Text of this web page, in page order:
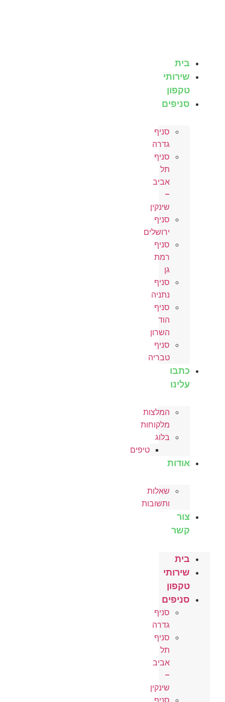
בית
שירותי
טקפון
סניפים
סניף
גדרה
סניף
תל
אביב
–
שינקין
סניף
ירושלים
סניף
רמת
גן
סניף
נתניה
סניף
הוד
השרון
סניף
טבריה
כתבו
עלינו
המלצות
מלקוחות
בלוג
טיפים
אודות
שאלות
ותשובות
צור
קשר
בית
שירותי
טקפון
סניפים
סניף
גדרה
סניף
תל
אביב
–
שינקין